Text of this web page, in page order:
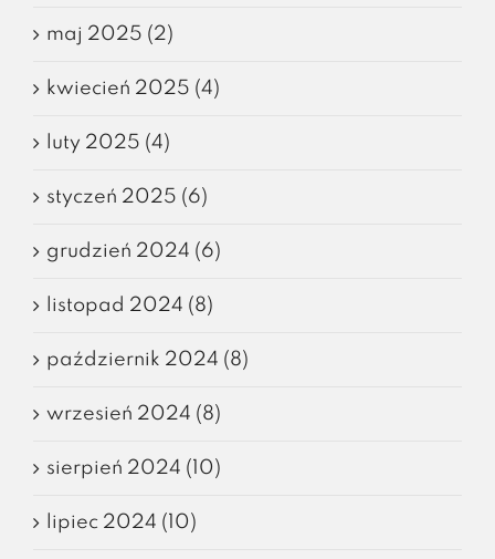
maj 2025 (2)
kwiecień 2025 (4)
luty 2025 (4)
styczeń 2025 (6)
grudzień 2024 (6)
listopad 2024 (8)
październik 2024 (8)
wrzesień 2024 (8)
sierpień 2024 (10)
lipiec 2024 (10)